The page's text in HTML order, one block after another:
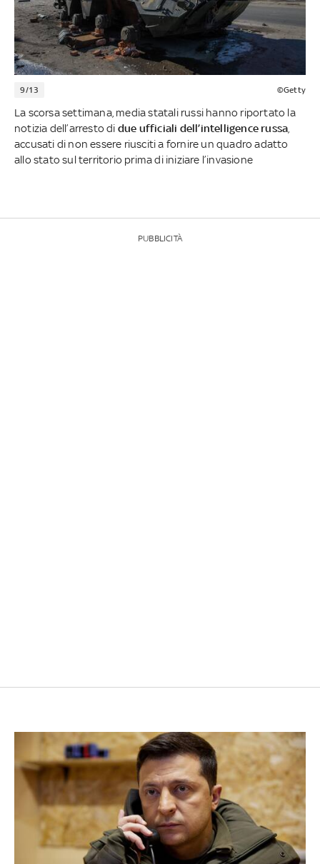
9/13 ©Getty
La scorsa settimana, media statali russi hanno riportato la
notizia dell’arresto di due ufficiali dell’intelligence russa,
accusati di non essere riusciti a fornire un quadro adatto
allo stato sul territorio prima di iniziare l’invasione
PUBBLICITÀ